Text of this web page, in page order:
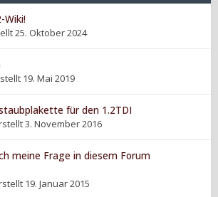
Wiki!
25. Oktober 2024
19. Mai 2019
für den 1.2TDI
3. November 2016
meine Frage in diesem Forum
19. Januar 2015